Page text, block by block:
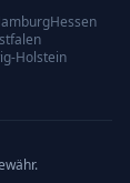
Hessen
Holstein